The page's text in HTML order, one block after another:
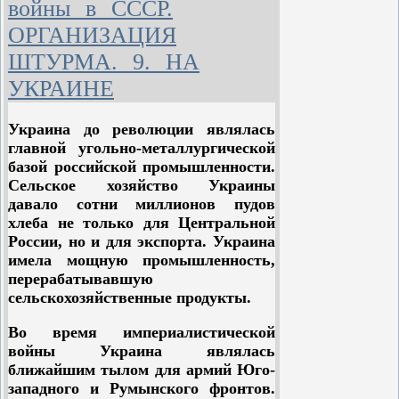
деятельность партийных
работников.
выступал на собраниях перед
рабочими и солдатами ежедневно, а
иногда и по нескольку раз в день.
Блестящий оратор, глубоко
начитанный, Киров обладал
подбирать живые образы и
примеры. Его вдохновенные,
полные глубокой веры в победу
революции речи буквально
зажигали аудиторию. Готовя
пролетариат и трудящихся
Северного Кавказа к вооружённому
восстанию, Киров придавал
огромное значение работе среди
горской бедноты, где он уже тогда
популярностью.
Казачья и горская контрреволюция
усиленно раздувала национальную
войны в СССР.
ОРГАНИЗАЦИЯ
ШТУРМА. 9. НА
УКРАИНЕ
Украина до революции являлась
главной угольно-металлургической
базой российской промышленности.
Сельское хозяйство Украины
давало сотни миллионов пудов
хлеба не только для Центральной
России, но и для экспорта. Украина
имела мощную промышленность,
перерабатывавшую
сельскохозяйственные продукты.
Во время империалистической
войны Украина являлась
ближайшим тылом для армий Юго-
западного и Румынского фронтов.